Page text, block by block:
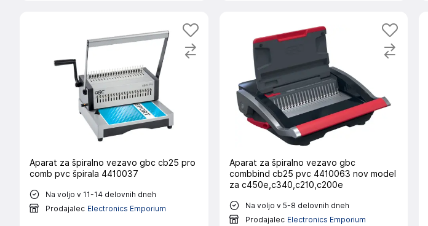
Aparat za špiralno vezavo gbc cb25 pro
comb pvc špirala 4410037
Na voljo v 11-14 delovnih dneh
Prodajalec Electronics Emporium
Aparat za špiralno vezavo gbc
combbind cb25 pvc 4410063 nov model
za c450e,c340,c210,c200e
Na voljo v 5-8 delovnih dneh
Prodajalec Electronics Emporium